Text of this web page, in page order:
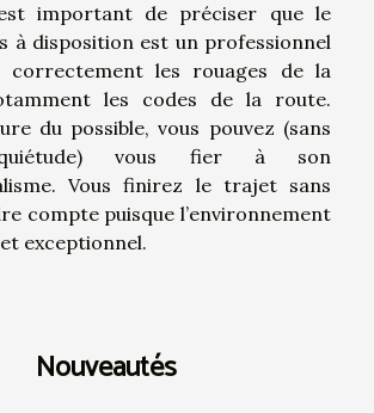
important de préciser que le
à disposition est un professionnel
correctement les rouages de la
les codes de la route.
du possible, vous pouvez (sans
vous fier à son
Vous finirez le trajet sans
compte puisque l’environnement
exceptionnel.
Nouveautés